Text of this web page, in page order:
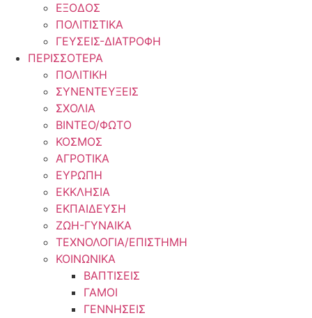
ΕΞΟΔΟΣ
ΠΟΛΙΤΙΣΤΙΚΑ
ΓΕΥΣΕΙΣ-ΔΙΑΤΡΟΦΗ
ΠΕΡΙΣΣΟΤΕΡΑ
ΠΟΛΙΤΙΚΗ
ΣΥΝΕΝΤΕΥΞΕΙΣ
ΣΧΟΛΙΑ
ΒΙΝΤΕΟ/ΦΩΤΟ
ΚΟΣΜΟΣ
ΑΓΡΟΤΙΚΑ
ΕΥΡΩΠΗ
ΕΚΚΛΗΣΙΑ
ΕΚΠΑΙΔΕΥΣΗ
ΖΩΗ-ΓΥΝΑΙΚΑ
ΤΕΧΝΟΛΟΓΙΑ/ΕΠΙΣΤΗΜΗ
ΚΟΙΝΩΝΙΚΑ
ΒΑΠΤΙΣΕΙΣ
ΓΑΜΟΙ
ΓΕΝΝΗΣΕΙΣ